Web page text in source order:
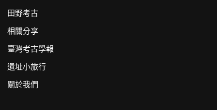
田野考古
相關分享
臺灣考古學報
遺址小旅行
關於我們